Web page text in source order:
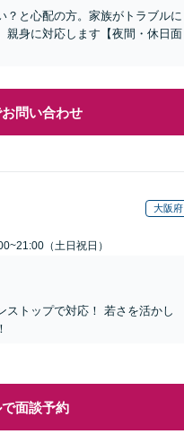
？と心配の方。家族がトラブルに
親身に対応します【夜間・休日面
問い合わせ
大阪府
（土日祝日）
ストップで対応！ 若さを活かし
で面談予約